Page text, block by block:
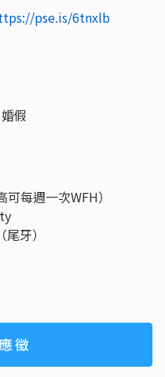
pse.is/6tnxlb
假
每週一次WFH）
牙）
徵